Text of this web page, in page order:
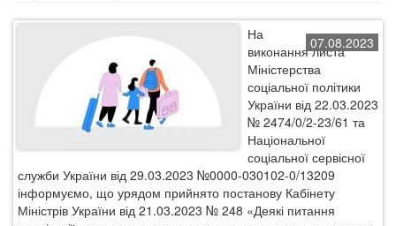
07.08.2023
На
виконання листа
Міністерства
соціальної політики
України від 22.03.2023
№ 2474/0/2-23/61 та
Національної
соціальної сервісної
служби України від 29.03.2023 №0000-030102-0/13209
інформуємо, що урядом прийнято постанову Кабінету
Міністрів України від 21.03.2023 № 248 «Деякі питання